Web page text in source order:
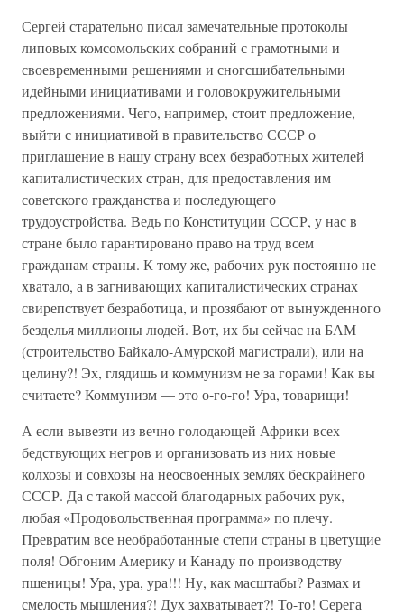
Сергей старательно писал замечательные протоколы
липовых комсомольских собраний с грамотными и
своевременными решениями и сногсшибательными
идейными инициативами и головокружительными
предложениями. Чего, например, стоит предложение,
выйти с инициативой в правительство СССР о
приглашение в нашу страну всех безработных жителей
капиталистических стран, для предоставления им
советского гражданства и последующего
трудоустройства. Ведь по Конституции СССР, у нас в
стране было гарантировано право на труд всем
гражданам страны. К тому же, рабочих рук постоянно не
хватало, а в загнивающих капиталистических странах
свирепствует безработица, и прозябают от вынужденного
безделья миллионы людей. Вот, их бы сейчас на БАМ
(строительство Байкало-Амурской магистрали), или на
целину?! Эх, глядишь и коммунизм не за горами! Как вы
считаете? Коммунизм — это о-го-го! Ура, товарищи!
А если вывезти из вечно голодающей Африки всех
бедствующих негров и организовать из них новые
колхозы и совхозы на неосвоенных землях бескрайнего
СССР. Да с такой массой благодарных рабочих рук,
любая «Продовольственная программа» по плечу.
Превратим все необработанные степи страны в цветущие
поля! Обгоним Америку и Канаду по производству
пшеницы! Ура, ура, ура!!! Ну, как масштабы? Размах и
смелость мышления?! Дух захватывает?! То-то! Серега